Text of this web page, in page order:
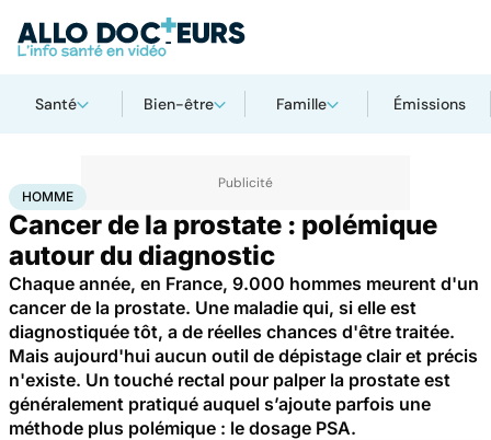
Santé Bien-être Famille Émissions
AccueilSanté Homme
HOMME
Cancer de la prostate : polémique
autour du diagnostic
Chaque année, en France, 9.000 hommes meurent d'un
cancer de la prostate. Une maladie qui, si elle est
diagnostiquée tôt, a de réelles chances d'être traitée.
Mais aujourd'hui aucun outil de dépistage clair et précis
n'existe. Un touché rectal pour palper la prostate est
généralement pratiqué auquel s’ajoute parfois une
méthode plus polémique : le dosage PSA.